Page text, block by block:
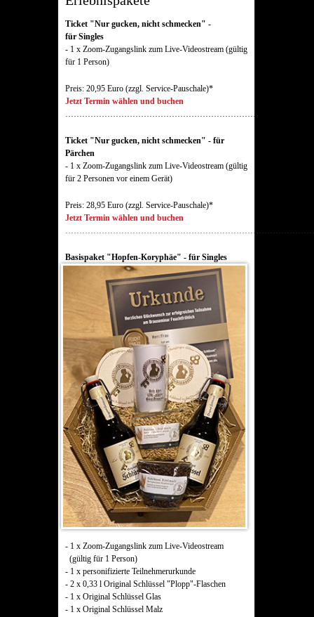
Ticket "Nur gucken, nicht schmecken" -
für Singles
- 1 x Zoom-Zugangslink zum Live-Videostream (gültig
für 1 Person)
Preis: 20,95 Euro (zzgl. Service-Pauschale)*
Jetzt Termin wählen und buchen
Ticket "Nur gucken, nicht schmecken" - für
Pärchen
- 1 x Zoom-Zugangslink zum Live-Videostream (gültig
für 2 Personen vor einem Gerät)
Preis: 28,95 Euro (zzgl. Service-Pauschale)*
Jetzt Termin wählen und buchen
Basispaket "Hopfen-Koryphäe" - für Singles
- 1 x Zoom-Zugangslink zum Live-Videostream
(gültig für 1 Person)
- 1 x personifizierte Teilnehmerurkunde
- 2 x 0,33 l Original Schlüssel "Plopp"-Flaschen
- 1 x Original Schlüssel Glas
- 1 x Original Schlüssel Malz